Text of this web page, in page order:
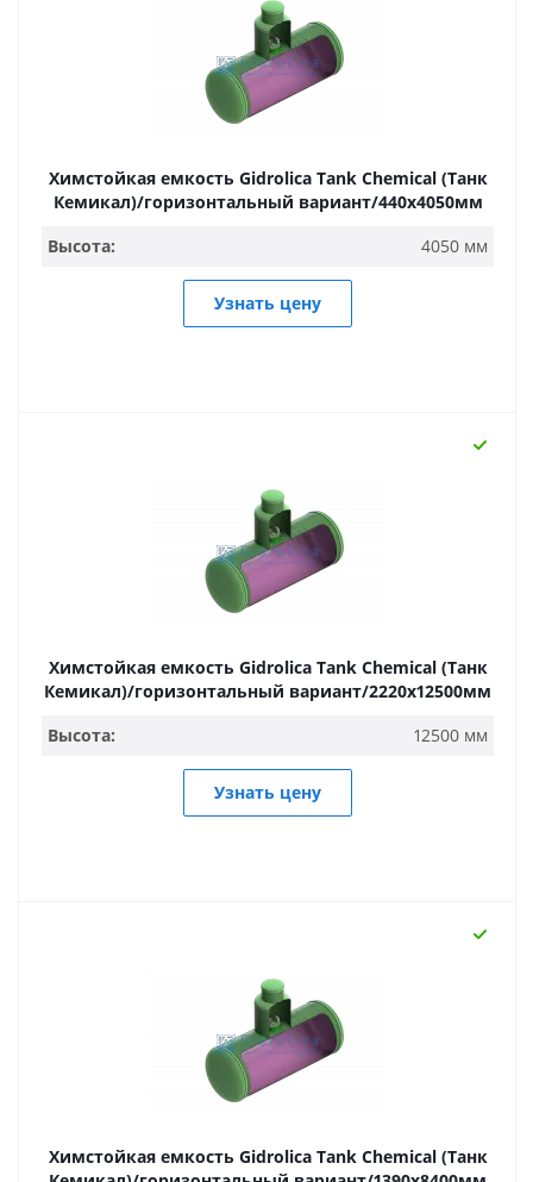
Химстойкая емкость Gidrolica Tank Chemical (Танк
Кемикал)/горизонтальный вариант/440х4050мм
Высота:
4050 мм
Узнать цену
Химстойкая емкость Gidrolica Tank Chemical (Танк
Кемикал)/горизонтальный вариант/2220х12500мм
Высота:
12500 мм
Узнать цену
Химстойкая емкость Gidrolica Tank Chemical (Танк